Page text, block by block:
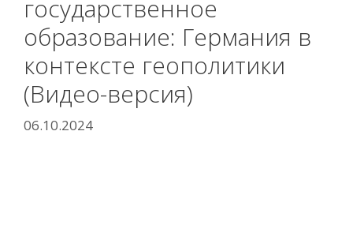
государственное
образование: Германия в
контексте геополитики
(Видео-версия)
06.10.2024